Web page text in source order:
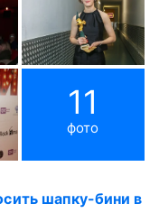
11
фото
шапку-бини в